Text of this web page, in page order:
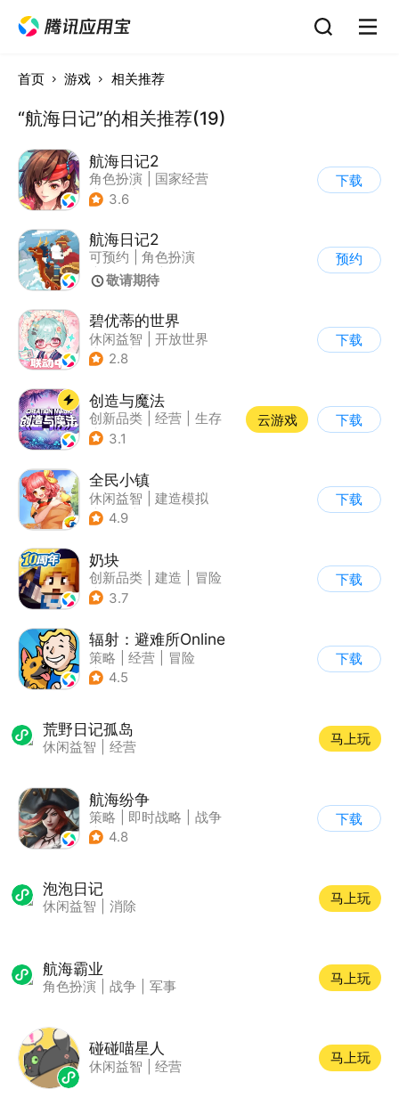
首页 游戏 相关推荐
“航海日记”的相关推荐(19)
航海日记2
角色扮演
国家经营
| 冒险
3.6
下载
航海日记2
可预约
角色扮演
| 国家经营
敬请期待
预约
碧优蒂的世界
休闲益智
开放世界
| Q版
2.8
下载
创造与魔法
创新品类 经营
生存
| 开放世界
3.1
云游戏 下载
全民小镇
休闲益智
建造模拟
| 卡通
4.9
下载
奶块
创新品类 建造
冒险
| 开放世界
3.7
下载
辐射：避难所Online
策略 经营
冒险
| 辐射
4.5
下载
荒野日记孤岛
休闲益智 经营
马上玩
航海纷争
策略 即时战略
战争
| 航海
4.8
下载
泡泡日记
休闲益智 消除
马上玩
航海霸业
角色扮演 战争 军事
马上玩
碰碰喵星人
休闲益智 经营
马上玩